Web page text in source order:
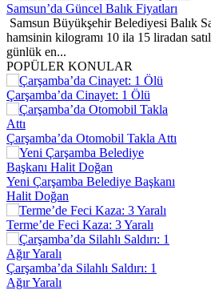
Samsun’da Güncel Balık Fiyatları
Samsun Büyükşehir Belediyesi Balık
hamsinin kilogramı 10 ila 15 liradan
günlük en...
POPÜLER KONULAR
Çarşamba’da Cinayet: 1 Ölü
Çarşamba’da Otomobil Takla Attı
Yeni Çarşamba Belediye Başkanı
Halit Doğan
Terme’de Feci Kaza: 3 Yaralı
Çarşamba’da Silahlı Saldırı: 1
Ağır Yaralı